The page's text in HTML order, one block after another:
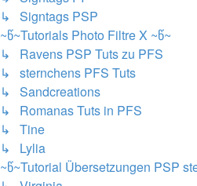
↳ Signtags PSP
~წ~Tutorials Photo Filtre X ~წ~
↳ Ravens PSP Tuts zu PFS
↳ sternchens PFS Tuts
↳ Sandcreations
↳ Romanas Tuts in PFS
↳ Tine
↳ Lylia
~წ~Tutorial Übersetzungen PSP